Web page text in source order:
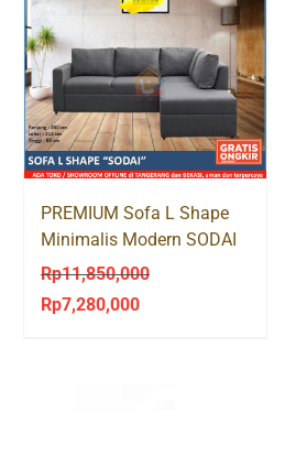
PREMIUM Sofa L Shape
Minimalis Modern SODAI
Rp11,850,000
Original
Rp7,280,000Current